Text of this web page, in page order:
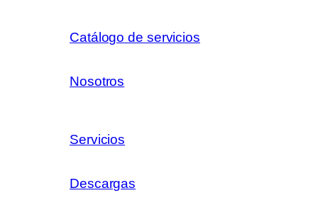
Catálogo de servicios
Nosotros
Servicios
Descargas